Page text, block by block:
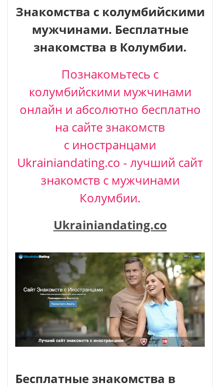
Знакомства с колумбийскими
мужчинами. Бесплатные
знакомства в Колумбии.
Познакомьтесь с
колумбийскими мужчинами
онлайн и абсолютно бесплатно
на сайте знакомств
с иностранцами
Ukrainiandating.co - лучший сайт
знакомств с мужчинами
Колумбии.
Ukrainiandating.co
Бесплатные знакомства в